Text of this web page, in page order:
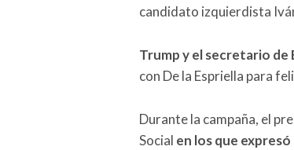
candidato izquierdista
Trump y el secretario de
con De la Espriella para
Durante la campaña, el
Social en los que